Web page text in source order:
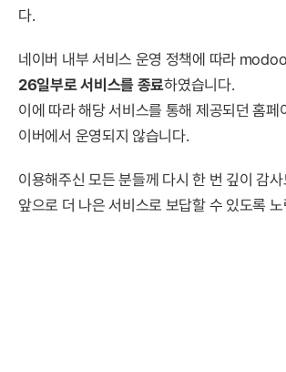
다.
네이버 내부 서비스 운영 정책에 따라
26일부로 서비스를 종료하였습니다.
이에 따라 해당 서비스를 통해 제공되던 홈페
이버에서 운영되지 않습니다.
이용해주신 모든 분들께 다시 한 번 깊이 감
앞으로 더 나은 서비스로 보답할 수 있도록